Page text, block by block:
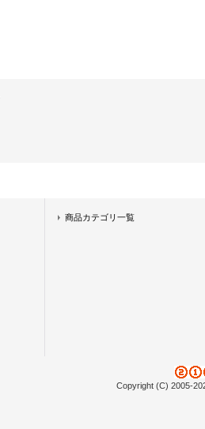
商品カテゴリ一覧
Copyright (C) 2005-